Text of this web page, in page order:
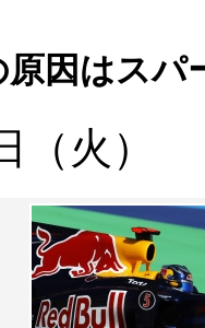
因はスパ
（火）